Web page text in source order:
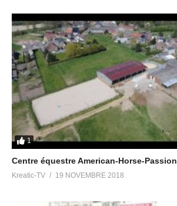
1
Centre équestre American-Horse-Passion
Kreatic-TV 19 NOVEMBRE 2018